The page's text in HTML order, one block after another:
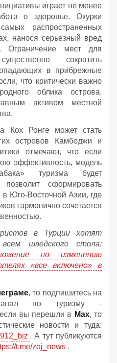
играет не менее
о здоровье. Окурки
распространенных
нанося серьезный вред
Ограничение мест для
сократить
в прибрежные
что критически важно
облика острова,
активом местной
Кох Ронге может стать
островов Камбоджи и
отмечают, что если
эффективность, модель
туризма будет
сформировать
Юго-Восточной Азии, где
гармонично сочетается
в Турции хотят
шведского стола:
по изменению
«все включено» в
, то подпишитесь на
по туризму -
вы перешли в Мах, то
новости и туда:
. А тут публикуются
t.me/zoj_news .